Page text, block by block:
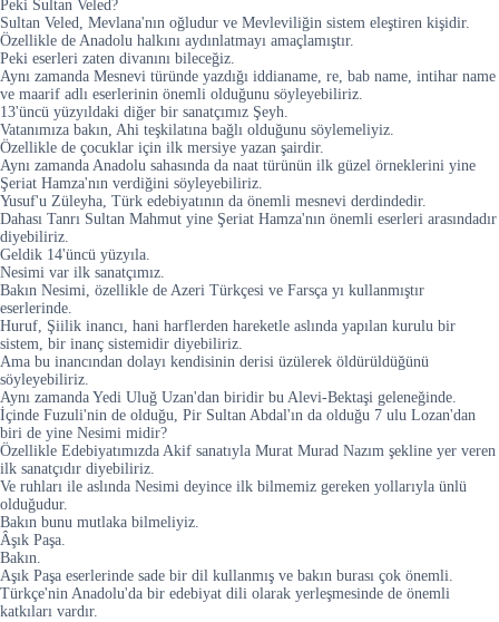
Peki Sultan Veled?
Sultan Veled, Mevlana'nın oğludur ve Mevleviliğin sistem eleştiren kişidir.
Özellikle de Anadolu halkını aydınlatmayı amaçlamıştır.
Peki eserleri zaten divanını bileceğiz.
Aynı zamanda Mesnevi türünde yazdığı iddianame, re, bab name, intihar name
ve maarif adlı eserlerinin önemli olduğunu söyleyebiliriz.
13'üncü yüzyıldaki diğer bir sanatçımız Şeyh.
Vatanımıza bakın, Ahi teşkilatına bağlı olduğunu söylemeliyiz.
Özellikle de çocuklar için ilk mersiye yazan şairdir.
Aynı zamanda Anadolu sahasında da naat türünün ilk güzel örneklerini yine
Şeriat Hamza'nın verdiğini söyleyebiliriz.
Yusuf'u Züleyha, Türk edebiyatının da önemli mesnevi derdindedir.
Dahası Tanrı Sultan Mahmut yine Şeriat Hamza'nın önemli eserleri arasındadır
diyebiliriz.
Geldik 14'üncü yüzyıla.
Nesimi var ilk sanatçımız.
Bakın Nesimi, özellikle de Azeri Türkçesi ve Farsça yı kullanmıştır
eserlerinde.
Huruf, Şiilik inancı, hani harflerden hareketle aslında yapılan kurulu bir
sistem, bir inanç sistemidir diyebiliriz.
Ama bu inancından dolayı kendisinin derisi üzülerek öldürüldüğünü
söyleyebiliriz.
Aynı zamanda Yedi Uluğ Uzan'dan biridir bu Alevi-Bektaşi geleneğinde.
İçinde Fuzuli'nin de olduğu, Pir Sultan Abdal'ın da olduğu 7 ulu Lozan'dan
biri de yine Nesimi midir?
Özellikle Edebiyatımızda Akif sanatıyla Murat Murad Nazım şekline yer veren
ilk sanatçıdır diyebiliriz.
Ve ruhları ile aslında Nesimi deyince ilk bilmemiz gereken yollarıyla ünlü
olduğudur.
Bakın bunu mutlaka bilmeliyiz.
Âşık Paşa.
Bakın.
Aşık Paşa eserlerinde sade bir dil kullanmış ve bakın burası çok önemli.
Türkçe'nin Anadolu'da bir edebiyat dili olarak yerleşmesinde de önemli
katkıları vardır.